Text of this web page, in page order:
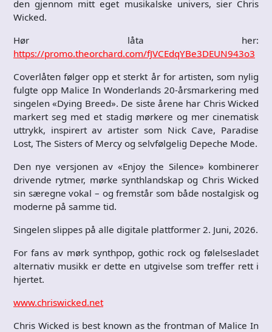
den gjennom mitt eget musikalske univers, sier Chris
Wicked.
Hør låta her:
https://promo.theorchard.com/fJVCEdqYBe3DEUN943o3
Coverlåten følger opp et sterkt år for artisten, som nylig
fulgte opp Malice In Wonderlands 20-årsmarkering med
singelen «Dying Breed». De siste årene har Chris Wicked
markert seg med et stadig mørkere og mer cinematisk
uttrykk, inspirert av artister som Nick Cave, Paradise
Lost, The Sisters of Mercy og selvfølgelig Depeche Mode.
Den nye versjonen av «Enjoy the Silence» kombinerer
drivende rytmer, mørke synthlandskap og Chris Wicked
sin særegne vokal – og fremstår som både nostalgisk og
moderne på samme tid.
Singelen slippes på alle digitale plattformer 2. Juni, 2026.
For fans av mørk synthpop, gothic rock og følelsesladet
alternativ musikk er dette en utgivelse som treffer rett i
hjertet.
www.chriswicked.net
Chris Wicked is best known as the frontman of Malice In